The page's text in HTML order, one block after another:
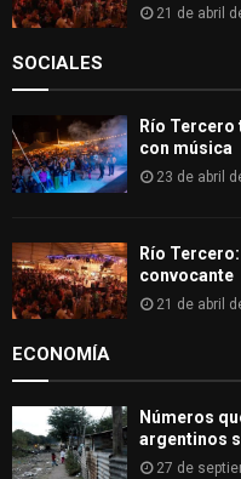
21 de abril
SOCIALES
Río Tercero
con música
23 de abril
Río
convocante
21 de abril
ECONOMÍA
Números
argentinos
27 de